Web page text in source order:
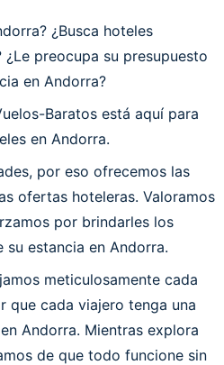
¿Busca hoteles
¿Le preocupa su presupuesto
en Andorra?
Baratos está aquí para
en Andorra.
por eso ofrecemos las
ofertas hoteleras. Valoramos
por brindarles los
estancia en Andorra.
meticulosamente cada
que cada viajero tenga una
Andorra. Mientras explora
de que todo funcione sin